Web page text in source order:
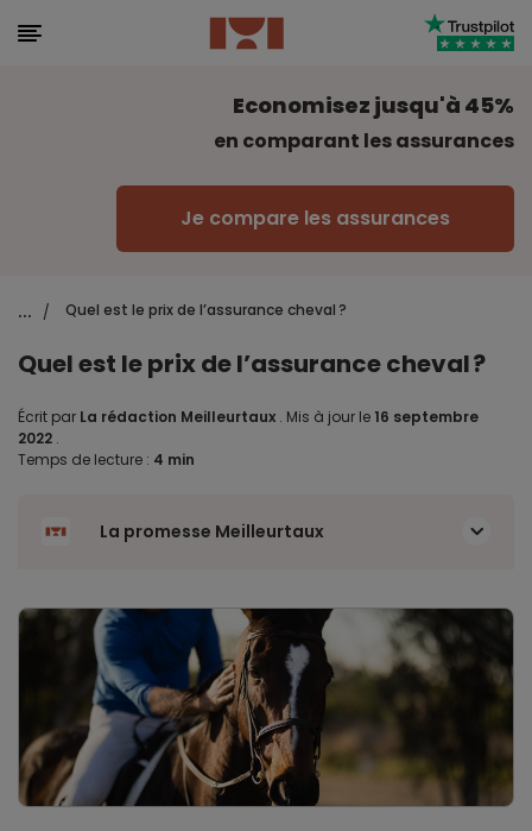
Economisez jusqu'à 45%
en comparant les assurances
Je compare les assurances
... / Quel est le prix de l’assurance cheval ?
Quel est le prix de l’assurance cheval ?
Écrit par La rédaction Meilleurtaux . Mis à jour le 16 septembre
2022 .
Temps de lecture : 4 min
La promesse Meilleurtaux